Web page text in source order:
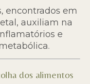
encontrados em
auxiliam na
e
dos alimentos